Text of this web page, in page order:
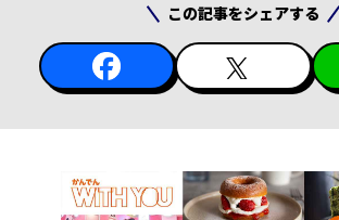
この記事をシェアする